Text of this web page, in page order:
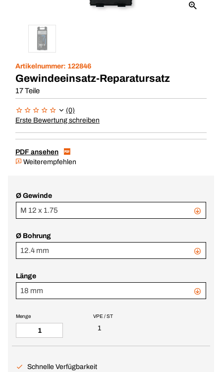
Artikelnummer: 122846
Gewindeeinsatz-Reparatursatz
17 Teile
(0)
Erste Bewertung schreiben
PDF ansehen
Weiterempfehlen
Ø Gewinde
M 12 x 1.75
Ø Bohrung
12.4 mm
Länge
18 mm
VPE / ST
1
Menge
Schnelle Verfügbarkeit